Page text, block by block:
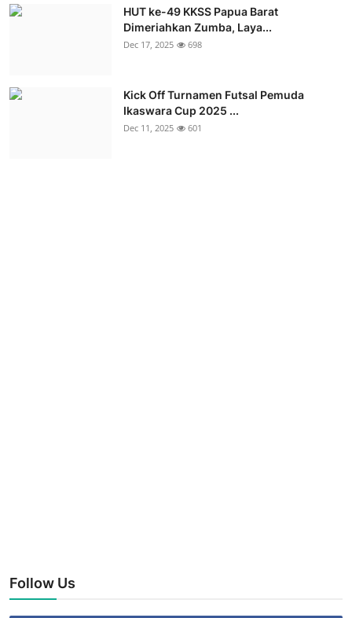
HUT ke-49 KKSS Papua Barat
Dimeriahkan Zumba, Laya...
Dec 17, 2025 698
Kick Off Turnamen Futsal Pemuda
Ikaswara Cup 2025 ...
Dec 11, 2025 601
Follow Us